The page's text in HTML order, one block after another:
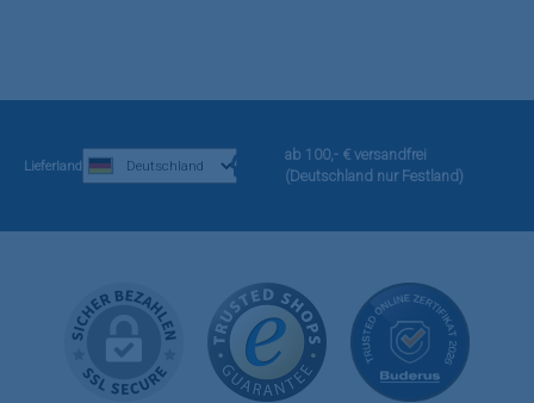
Lieferland
ab 100,- € versandfrei
(Deutschland nur Festland)